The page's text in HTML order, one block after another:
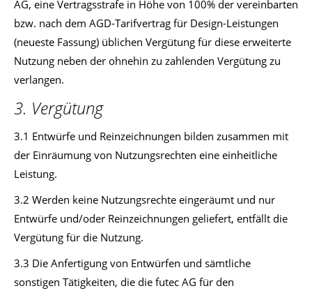
AG, eine Vertragsstrafe in Höhe von 100% der vereinbarten
bzw. nach dem AGD-Tarifvertrag für Design-Leistungen
(neueste Fassung) üblichen Vergütung für diese erweiterte
Nutzung neben der ohnehin zu zahlenden Vergütung zu
verlangen.
3. Vergütung
3.1 Entwürfe und Reinzeichnungen bilden zusammen mit
der Einräumung von Nutzungsrechten eine einheitliche
Leistung.
3.2 Werden keine Nutzungsrechte eingeräumt und nur
Entwürfe und/oder Reinzeichnungen geliefert, entfällt die
Vergütung für die Nutzung.
3.3 Die Anfertigung von Entwürfen und sämtliche
sonstigen Tätigkeiten, die die futec AG für den